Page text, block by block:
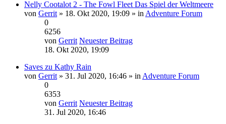
Nelly Cootalot 2 - The Fowl Fleet Das Spiel der Weltmeere
von Gerrit » 18. Okt 2020, 19:09 » in Adventure Forum
0
6256
von Gerrit Neuester Beitrag
18. Okt 2020, 19:09
Saves zu Kathy Rain
von Gerrit » 31. Jul 2020, 16:46 » in Adventure Forum
0
6353
von Gerrit Neuester Beitrag
31. Jul 2020, 16:46